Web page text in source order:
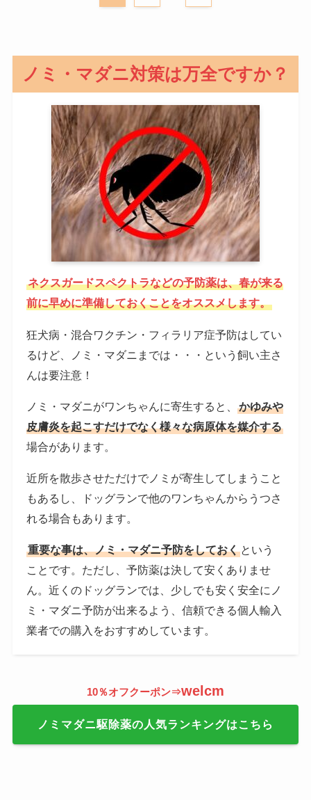
ノミ・マダニ対策は万全ですか？
ネクスガードスペクトラなどの予防薬は、春が来る
前に早めに準備しておくことをオススメします。
狂犬病・混合ワクチン・フィラリア症予防はしてい
るけど、ノミ・マダニまでは・・・という飼い主さ
んは要注意！
ノミ・マダニがワンちゃんに寄生すると、かゆみや
皮膚炎を起こすだけでなく様々な病原体を媒介する
場合があります。
近所を散歩させただけでノミが寄生してしまうこと
もあるし、ドッグランで他のワンちゃんからうつさ
れる場合もあります。
重要な事は、ノミ・マダニ予防をしておく という
ことです。ただし、予防薬は決して安くありませ
ん。近くのドッグランでは、少しでも安く安全にノ
ミ・マダニ予防が出来るよう、信頼できる個人輸入
業者での購入をおすすめしています。
10％オフクーポン⇒welcm
ノミマダニ駆除薬の人気ランキングはこちら